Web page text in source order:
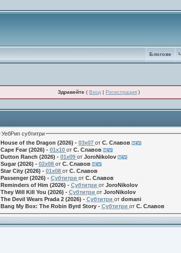
Блогове
Здравейте (Вход |Регистрация )
УебРип субтитри
House of the Dragon (2026) - 03x07 от С. Славов
Cape Fear (2026) - 01x10 от С. Славов
Dutton Ranch (2026) - 01x09 от JoroNikolov
Sugar (2026) - 02x08 от С. Славов
Star City (2026) - 01x08 от С. Славов
Passenger (2026) - Субтитри от С. Славов
Reminders of Him (2026) - Субтитри от JoroNikolov
They Will Kill You (2026) - Субтитри от JoroNikolov
The Devil Wears Prada 2 (2026) - Субтитри от domani
Bang My Box: The Robin Byrd Story - Субтитри от С. Славов